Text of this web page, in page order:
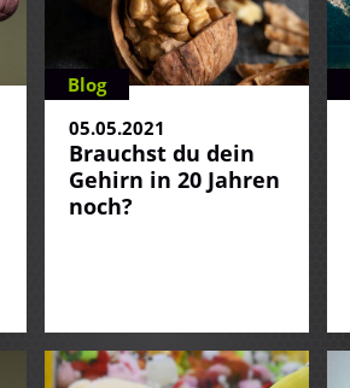
Blog
05.05.2021
Brauchst du dein
Gehirn in 20 Jahren
noch?